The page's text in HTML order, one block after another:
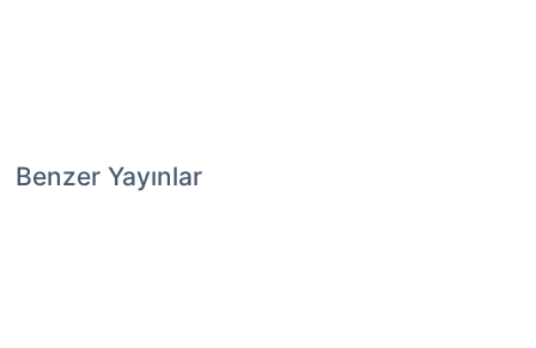
Benzer Yayınlar